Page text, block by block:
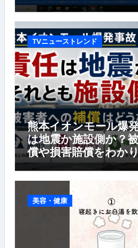
TVニューストレンド
熊本イオンモール爆
は地震か施設側か？
償や損害賠償をわか
美容・健康